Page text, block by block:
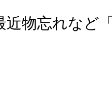
近物忘れなど